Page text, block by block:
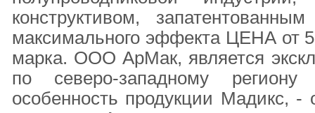
конструктивом,
максимального эффекта ЦЕНА от
марка. ООО АрМак, является
по северо-западному
особенность продукции Мадикс,